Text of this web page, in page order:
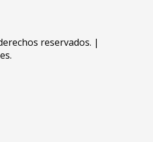
reservados. |